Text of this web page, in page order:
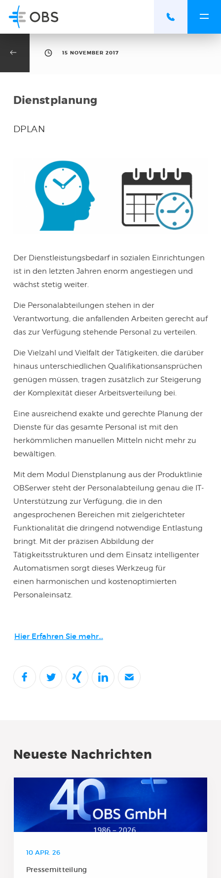
15 NOVEMBER 2017
Dienstplanung
DPLAN
Der Dienstleistungsbedarf in sozialen Einrichtungen
ist in den letzten Jahren enorm angestiegen und
wächst stetig weiter.
Die Personalabteilungen stehen in der
Verantwortung, die anfallenden Arbeiten gerecht auf
das zur Verfügung stehende Personal zu verteilen.
Die Vielzahl und Vielfalt der Tätigkeiten, die darüber
hinaus unterschiedlichen Qualifikationsansprüchen
genügen müssen, tragen zusätzlich zur Steigerung
der Komplexität dieser Arbeitsverteilung bei.
Eine ausreichend exakte und gerechte Planung der
Dienste für das gesamte Personal ist mit den
herkömmlichen manuellen Mitteln nicht mehr zu
bewältigen.
Mit dem Modul Dienstplanung aus der Produktlinie
OBSerwer steht der Personalabteilung genau die IT-
Unterstützung zur Verfügung, die in den
angesprochenen Bereichen mit zielgerichteter
Funktionalität die dringend notwendige Entlastung
bringt. Mit der präzisen Abbildung der
Tätigkeitsstrukturen und dem Einsatz intelligenter
Automatismen sorgt dieses Werkzeug für
einen harmonischen und kostenoptimierten
Personaleinsatz.
Hier Erfahren Sie mehr…
Neueste Nachrichten
10 APR. 26
Pressemitteilung